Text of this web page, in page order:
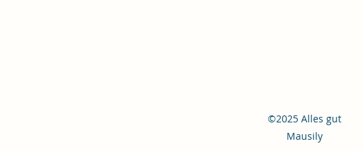
©2025 Alles gut
Mausily